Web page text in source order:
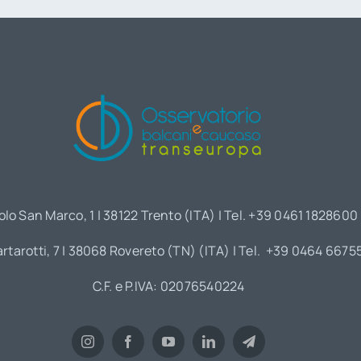
San Marco, 1 | 38122 Trento (ITA) | Tel. +39 0461 1828600
7 | 38068 Rovereto (TN) (ITA) | Tel. +39 0464
C.F. e P.IVA: 02076540224